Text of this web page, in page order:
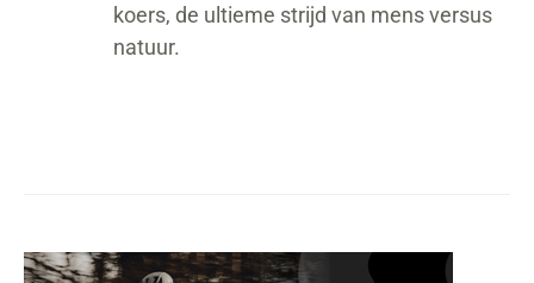
koers, de ultieme strijd van mens versus
natuur.